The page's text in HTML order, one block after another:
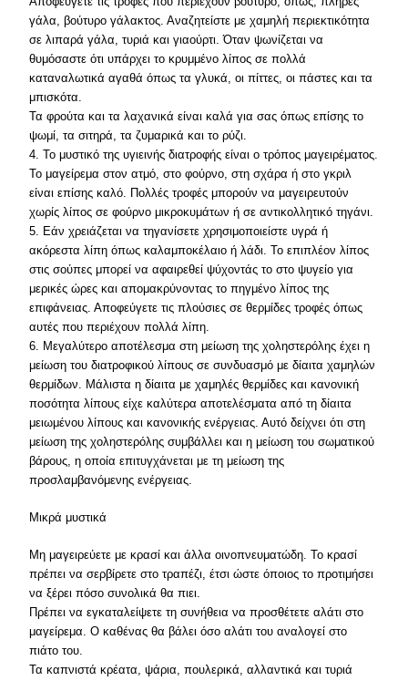
γάλα, βούτυρο γάλακτος. Αναζητείστε με χαμηλή περιεκτικότητα
σε λιπαρά γάλα, τυριά και γιαούρτι. Όταν ψωνίζεται να
θυμόσαστε ότι υπάρχει το κρυμμένο λίπος σε πολλά
καταναλωτικά αγαθά όπως τα γλυκά, οι πίττες, οι πάστες και τα
μπισκότα.
Τα φρούτα και τα λαχανικά είναι καλά για σας όπως επίσης το
ψωμί, τα σιτηρά, τα ζυμαρικά και το ρύζι.
4. Το μυστικό της υγιεινής διατροφής είναι ο τρόπος μαγειρέματος.
Το μαγείρεμα στον ατμό, στο φούρνο, στη σχάρα ή στο γκριλ
είναι επίσης καλό. Πολλές τροφές μπορούν να μαγειρευτούν
χωρίς λίπος σε φούρνο μικροκυμάτων ή σε αντικολλητικό τηγάνι.
5. Εάν χρειάζεται να τηγανίσετε χρησιμοποιείστε υγρά ή
ακόρεστα λίπη όπως καλαμποκέλαιο ή λάδι. Το επιπλέον λίπος
στις σούπες μπορεί να αφαιρεθεί ψύχοντάς το στο ψυγείο για
μερικές ώρες και απομακρύνοντας το πηγμένο λίπος της
επιφάνειας. Αποφεύγετε τις πλούσιες σε θερμίδες τροφές όπως
αυτές που περιέχουν πολλά λίπη.
6. Μεγαλύτερο αποτέλεσμα στη μείωση της χοληστερόλης έχει η
μείωση του διατροφικού λίπους σε συνδυασμό με δίαιτα χαμηλών
θερμίδων. Μάλιστα η δίαιτα με χαμηλές θερμίδες και κανονική
ποσότητα λίπους είχε καλύτερα αποτελέσματα από τη δίαιτα
μειωμένου λίπους και κανονικής ενέργειας. Αυτό δείχνει ότι στη
μείωση της χοληστερόλης συμβάλλει και η μείωση του σωματικού
βάρους, η οποία επιτυγχάνεται με τη μείωση της
προσλαμβανόμενης ενέργειας.
Μικρά μυστικά
Μη μαγειρεύετε με κρασί και άλλα οινοπνευματώδη. Το κρασί
πρέπει να σερβίρετε στο τραπέζι, έτσι ώστε όποιος το προτιμήσει
να ξέρει πόσο συνολικά θα πιει.
Πρέπει να εγκαταλείψετε τη συνήθεια να προσθέτετε αλάτι στο
μαγείρεμα. Ο καθένας θα βάλει όσο αλάτι του αναλογεί στο
πιάτο του.
Τα καπνιστά κρέατα, ψάρια, πουλερικά, αλλαντικά και τυριά